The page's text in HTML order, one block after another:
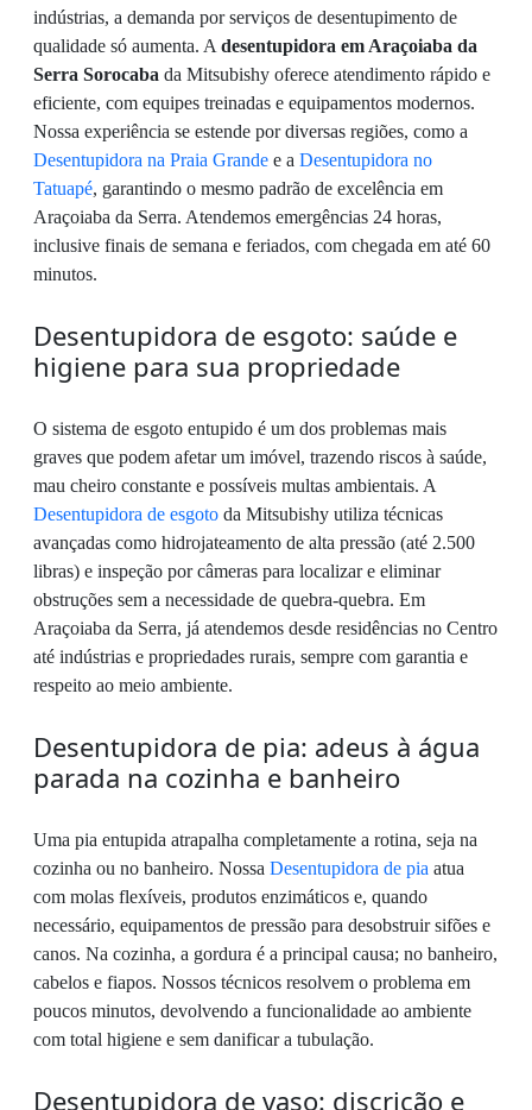
indústrias, a demanda por serviços de desentupimento de
qualidade só aumenta. A desentupidora em Araçoiaba da
Serra Sorocaba da Mitsubishy oferece atendimento rápido e
eficiente, com equipes treinadas e equipamentos modernos.
Nossa experiência se estende por diversas regiões, como a
Desentupidora na Praia Grande e a Desentupidora no
Tatuapé, garantindo o mesmo padrão de excelência em
Araçoiaba da Serra. Atendemos emergências 24 horas,
inclusive finais de semana e feriados, com chegada em até 60
minutos.
Desentupidora de esgoto: saúde e
higiene para sua propriedade
O sistema de esgoto entupido é um dos problemas mais
graves que podem afetar um imóvel, trazendo riscos à saúde,
mau cheiro constante e possíveis multas ambientais. A
Desentupidora de esgoto da Mitsubishy utiliza técnicas
avançadas como hidrojateamento de alta pressão (até 2.500
libras) e inspeção por câmeras para localizar e eliminar
obstruções sem a necessidade de quebra-quebra. Em
Araçoiaba da Serra, já atendemos desde residências no Centro
até indústrias e propriedades rurais, sempre com garantia e
respeito ao meio ambiente.
Desentupidora de pia: adeus à água
parada na cozinha e banheiro
Uma pia entupida atrapalha completamente a rotina, seja na
cozinha ou no banheiro. Nossa Desentupidora de pia atua
com molas flexíveis, produtos enzimáticos e, quando
necessário, equipamentos de pressão para desobstruir sifões e
canos. Na cozinha, a gordura é a principal causa; no banheiro,
cabelos e fiapos. Nossos técnicos resolvem o problema em
poucos minutos, devolvendo a funcionalidade ao ambiente
com total higiene e sem danificar a tubulação.
Desentupidora de vaso: discrição e